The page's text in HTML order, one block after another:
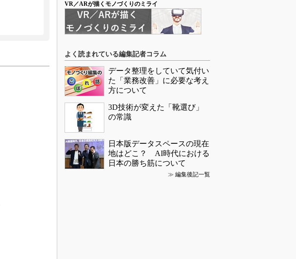
VR／ARが描くモノづくりのミライ
よく読まれている編集記者コラム
データ整理をしていて気付い
た「業務改善」に必要な考え
方について
3D技術が変えた「靴選び」
の常識
日本版データスペースの現在
地はどこ？ AI時代における
日本の勝ち筋について
≫ 編集後記一覧